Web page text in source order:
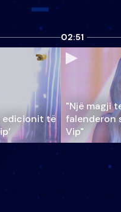
edicionit të
02:51
"Një magji
falenderon
Vip"